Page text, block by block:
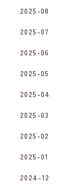
2025-08
2025-07
2025-06
2025-05
2025-04
2025-03
2025-02
2025-01
2024-12